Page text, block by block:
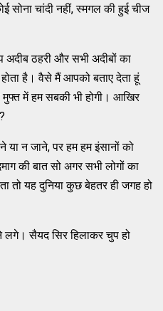
सोना चांदी नहीं, स्मगल की हुई चीज
ठहरी और सभी अदीबों का
है। वैसे मैं आपको बताए देता हूं
में हम सबकी भी होगी। आखिर
न जाने, पर हम हम इंसानों को
की बात सो अगर सभी लोगों का
तो यह दुनिया कुछ बेहतर ही जगह हो
सैयद सिर हिलाकर चुप हो